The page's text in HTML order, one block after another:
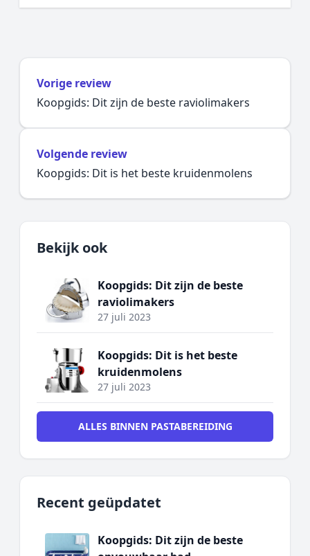
Vorige review
Koopgids: Dit zijn de beste raviolimakers
Volgende review
Koopgids: Dit is het beste kruidenmolens
Bekijk ook
Koopgids: Dit zijn de beste
raviolimakers
27 juli 2023
Koopgids: Dit is het beste
kruidenmolens
27 juli 2023
ALLES BINNEN PASTABEREIDING
Recent geüpdatet
Koopgids: Dit zijn de beste